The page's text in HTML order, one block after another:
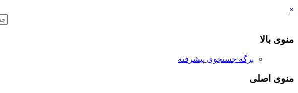
×
منوی بالا
برگه جستجوی پیشرفته
منوی اصلی